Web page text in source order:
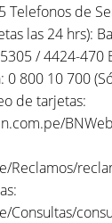
Telefonos de
las 24 hrs):
/ 4424-470
0 800 10 700
de tarjetas:
Reclamos/
Consultas/